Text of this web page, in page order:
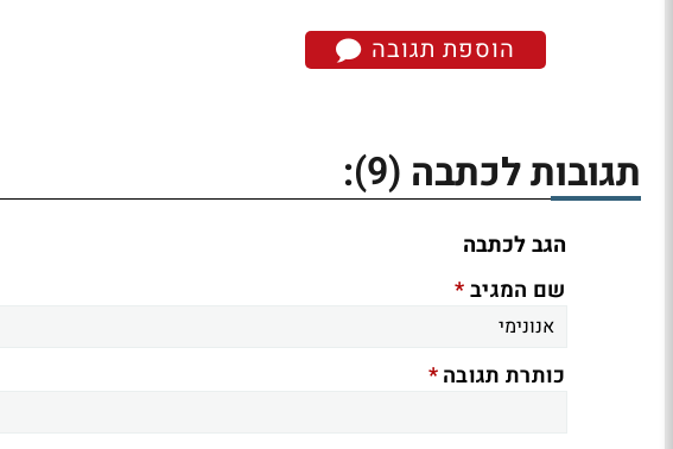
הוספת תגובה
תגובות לכתבה (9)
:
הגב לכתבה
שם המגיב*
כותרת תגובה*